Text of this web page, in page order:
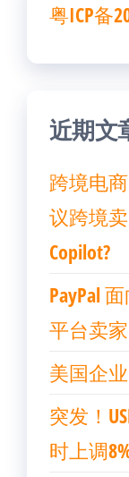
粤ICP备
近期文
跨境电
议跨境
Copilot?
PayPal
平台卖家
美国企
突发！
时上调